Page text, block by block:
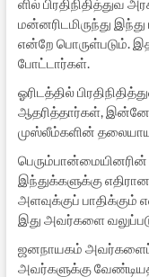
ளில் பிரதிநிதித்துவ
மன்னரிடமிருந்து
என்றே பொருள்படும்.
போட்டார்கள்.
ஓரிடத்தில்
ஆதரித்தார்கள்,
முஸ்லீம்களின்
பெரும்பான்மையினரின்
இந்துக்களுக்கு
அளவுக்குப்
இது அவர்களை
ஜனநாயகம் அவர்களைப்
அவர்களுக்கு